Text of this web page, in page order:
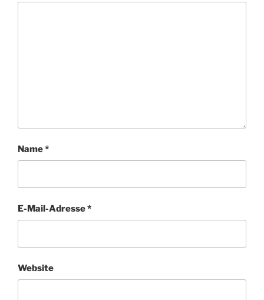
Name*
E-Mail-Adresse*
Website